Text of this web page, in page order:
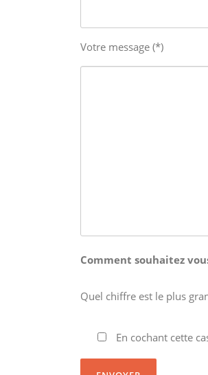
Votre message (*)
Comment souhaitez
Quel chiffre est le plus
En cochant cette